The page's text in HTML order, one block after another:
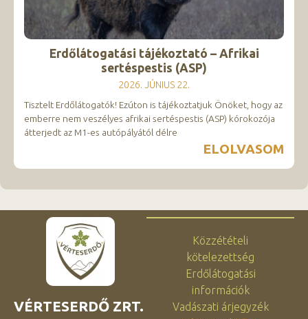
Erdőlátogatási tájékoztató – Afrikai
sertéspestis (ASP)
2026. JÚNIUS 22.
Tisztelt Erdőlátogatók! Ezúton is tájékoztatjuk Önöket, hogy az
emberre nem veszélyes afrikai sertéspestis (ASP) kórokozója
átterjedt az M1-es autópályától délre
ELOLVASOM
VÉRTESERDŐ ZRT.
Közzétételi
kötelezettség
Erdőlátogatási
információk
Vadászati árjegyzék